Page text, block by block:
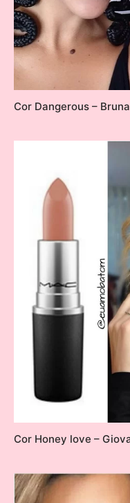
Cor Dangerous –
Cor Honey love –